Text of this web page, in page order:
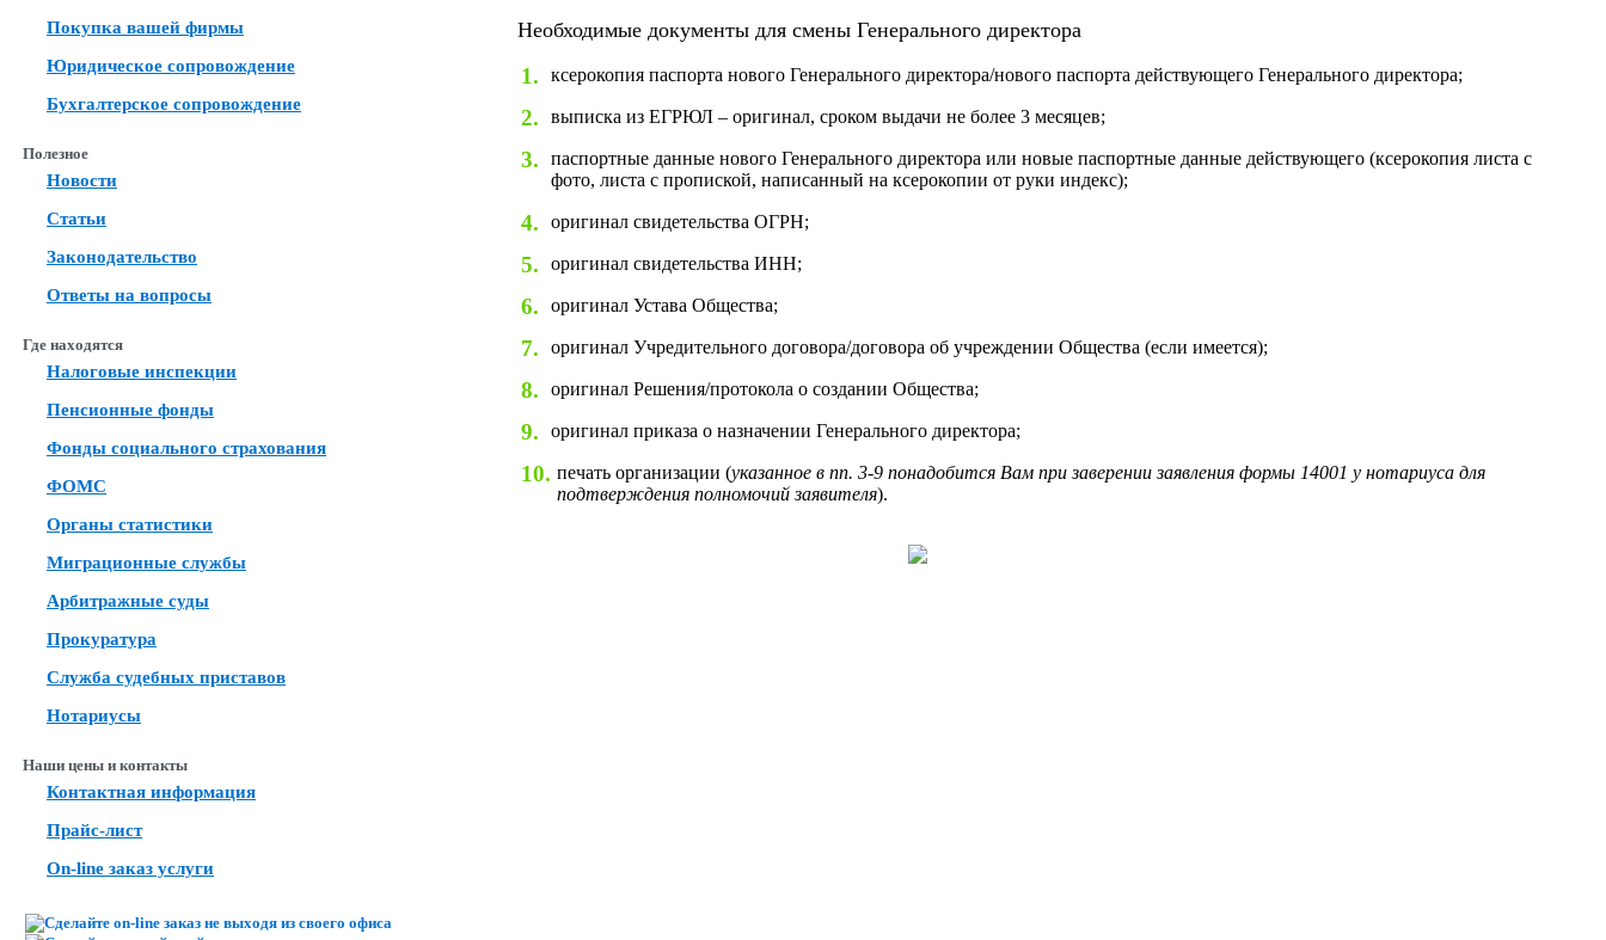
Покупка вашей фирмы
Юридическое сопровождение
Бухгалтерское сопровождение
Полезное
Новости
Статьи
Законодательство
Ответы на вопросы
Где находятся
Налоговые инспекции
Пенсионные фонды
Фонды социального страхования
ФОМС
Органы статистики
Миграционные службы
Арбитражные суды
Прокуратура
Служба судебных приставов
Нотариусы
Наши цены и контакты
Контактная информация
Прайс-лист
On-line заказ услуги
Необходимые документы для смены Генерального директора
1. ксерокопия паспорта нового Генерального директора/нового паспорта действующего Генерального директора;
2. выписка из ЕГРЮЛ – оригинал, сроком выдачи не более 3 месяцев;
3.
паспортные данные нового Генерального директора или новые паспортные данные действующего (ксерокопия листа с
фото, листа с пропиской, написанный на ксерокопии от руки индекс);
4. оригинал свидетельства ОГРН;
5. оригинал свидетельства ИНН;
6. оригинал Устава Общества;
7. оригинал Учредительного договора/договора об учреждении Общества (если имеется);
8. оригинал Решения/протокола о создании Общества;
9. оригинал приказа о назначении Генерального директора;
10. печать организации (указанное в пп. 3-9 понадобится Вам при заверении заявления формы 14001 у нотариуса для
подтверждения полномочий заявителя).